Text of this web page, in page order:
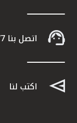
اتصل بنا 24/7 "الخدمة الهاتفية" 1803333
اكتب لنا